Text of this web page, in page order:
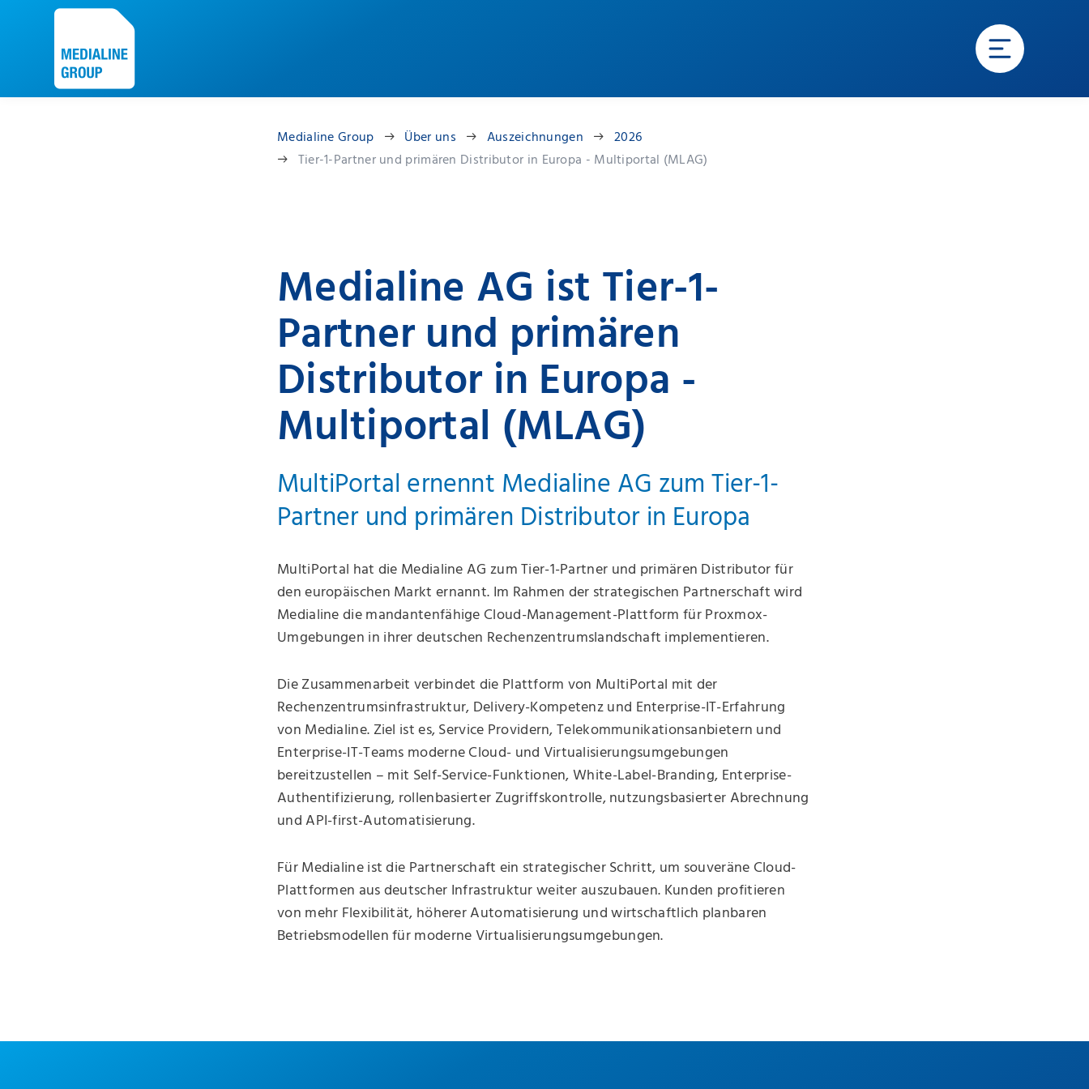
Medialine Group Über uns Auszeichnungen
2026
Tier-1-Partner und primären Distributor in Europa - Multiportal (MLAG)
Medialine AG ist Tier-1-
Partner und primären
Distributor in Europa -
Multiportal (MLAG)
MultiPortal ernennt Medialine AG zum Tier-1-
Partner und primären Distributor in Europa
MultiPortal hat die Medialine AG zum Tier-1-Partner und primären Distributor für
den europäischen Markt ernannt. Im Rahmen der strategischen Partnerschaft wird
Medialine die mandantenfähige Cloud-Management-Plattform für Proxmox-
Umgebungen in ihrer deutschen Rechenzentrumslandschaft implementieren.
Die Zusammenarbeit verbindet die Plattform von MultiPortal mit der
Rechenzentrumsinfrastruktur, Delivery-Kompetenz und Enterprise-IT-Erfahrung
von Medialine. Ziel ist es, Service Providern, Telekommunikationsanbietern und
Enterprise-IT-Teams moderne Cloud- und Virtualisierungsumgebungen
bereitzustellen – mit Self-Service-Funktionen, White-Label-Branding, Enterprise-
Authentifizierung, rollenbasierter Zugriffskontrolle, nutzungsbasierter Abrechnung
und API-first-Automatisierung.
Für Medialine ist die Partnerschaft ein strategischer Schritt, um souveräne Cloud-
Plattformen aus deutscher Infrastruktur weiter auszubauen. Kunden profitieren
von mehr Flexibilität, höherer Automatisierung und wirtschaftlich planbaren
Betriebsmodellen für moderne Virtualisierungsumgebungen.